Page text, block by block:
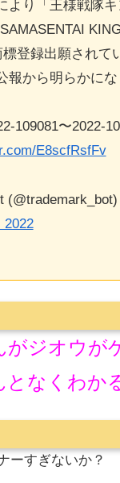
より「王様戦隊キ
登録出願されて
報から明らかにな
109081〜2022-
E8scfRsfFv
2022
がジオウが
なくわか
ーすぎないか？